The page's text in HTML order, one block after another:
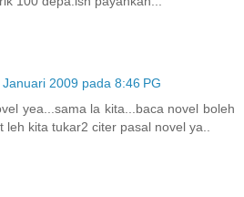
Januari 2009 pada 8:46 PG
yea...sama la kita...baca novel boleh
kita tukar2 citer pasal novel ya..